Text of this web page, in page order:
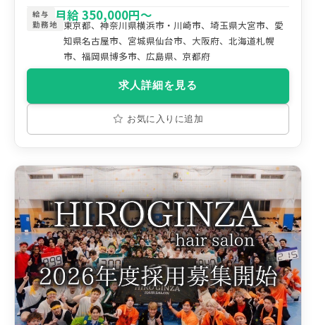
給与 月給 350,000円〜
勤務地
東京都、神奈川県横浜市・川崎市、埼玉県大宮市、愛
知県名古屋市、宮城県仙台市、大阪府、北海道札幌
市、福岡県博多市、広島県、京都府
お気に入りに追加
求人詳細を見る